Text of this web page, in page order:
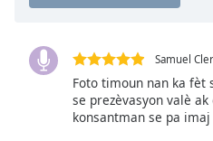
Chapters
descriptions
Samuel
Foto timoun nan ka fèt
se prezèvasyon valè
konsantman se pa